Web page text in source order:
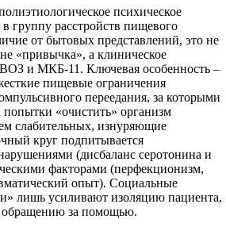
психическое
в группу расстройств пищевого
от бытовых представлений, это не
«привычка», а клиническое
ВОЗ и МКБ-11. Ключевая особенность –
пищевые ограничения
переедания, за которыми
«очистить» организм
слабительных, изнуряющие
круг подпитывается
(дисбаланс серотонина и
факторами (перфекционизм,
опыт). Социальные
лишь усиливают изоляцию пациента,
обращению за помощью.